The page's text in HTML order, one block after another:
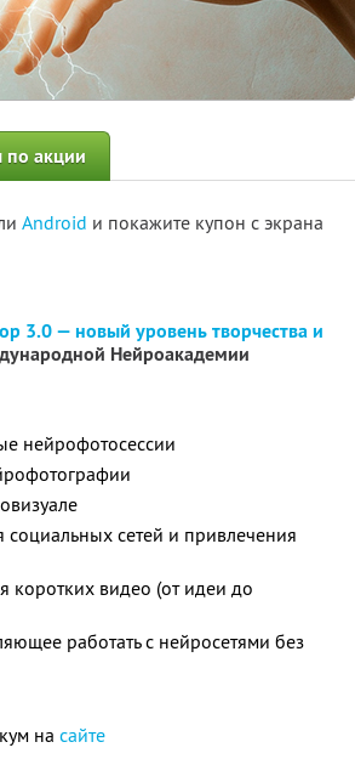
по акции
Android и покажите купон с экрана
3.0 — новый уровень творчества и
Нейроакадемии
нейрофотосессии
социальных сетей и привлечения
коротких видео (от идеи до
работать с нейросетями без
на сайте